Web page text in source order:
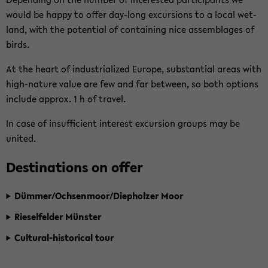
would be happy to offer day-​long ex­cur­si­ons to a local wet­
land, with the po­ten­ti­al of con­tai­ning nice as­sem­bla­ges of
birds.
At the heart of in­dus­tria­li­zed Eu­ro­pe, sub­stan­ti­al areas with
high-​nature value are few and far bet­ween, so both op­ti­ons
in­clu­de ap­prox. 1 h of tra­vel.
In case of in­suf­fi­ci­ent in­te­rest ex­cur­si­on groups may be
united.
De­sti­na­ti­ons on offer
Düm­mer/Och­sen­moor/Diep­hol­zer Moor
Rie­sel­fel­der Müns­ter
Cultural-​historical tour